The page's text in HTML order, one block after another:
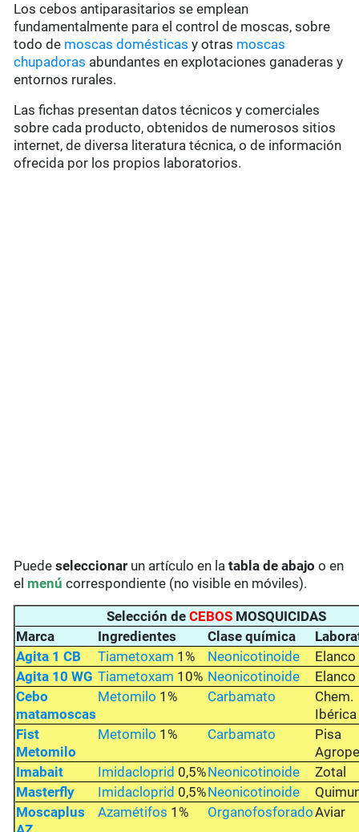
Los cebos antiparasitarios se emplean
fundamentalmente para el control de moscas, sobre
todo de moscas domésticasy otras moscas
chupadoras abundantes en explotaciones ganaderas y
entornos rurales.
Las fichas presentan datos técnicos y comerciales
sobre cada producto, obtenidos de numerosos sitios
internet, de diversa literatura técnica, o de información
ofrecida por los propios laboratorios.
Puedeseleccionar un artículo en latabla de abajo o en
el menúcorrespondiente (no visible en móviles).
Selección de CEBOSMOSQUICIDAS
Marca
Ingredientes Clase química
Agita 1 CB
Tiametoxam 1% Neonicotinoide
Elanco
Agita 10 WG Tiametoxam 10% Neonicotinoide
Elanco
Cebo
matamoscas
Metomilo 1% Carbamato
Chem.
Ibérica
Fist
Metomilo
Metomilo 1% Carbamato
Pisa
Imabait
Imidacloprid 0,5%Neonicotinoide
Zotal
Masterfly
Imidacloprid 0,5%Neonicotinoide
Moscaplus
Azamétifos 1% OrganofosforadoAviar